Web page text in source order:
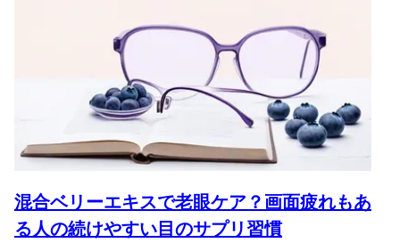
混合ベリーエキスで老眼ケア？画面疲れもあ
る人の続けやすい目のサプリ習慣